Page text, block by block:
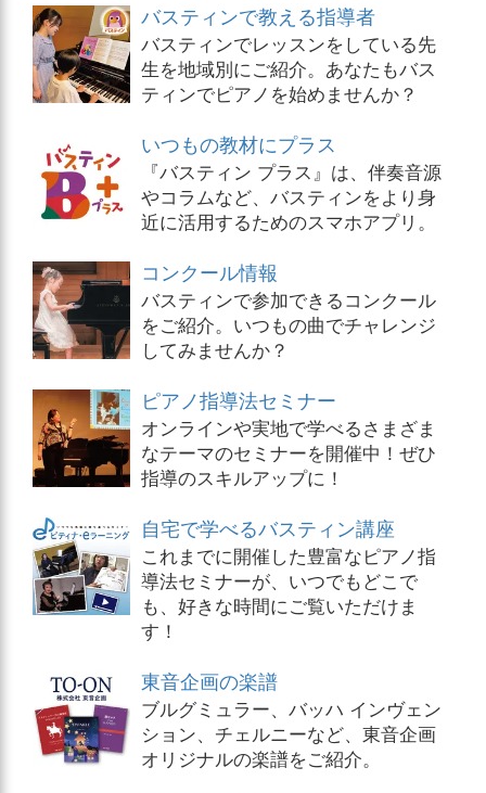
バスティンで教える指導者
バスティンでレッスンをしている先
生を地域別にご紹介。あなたもバス
ティンでピアノを始めませんか？
いつもの教材にプラス
『バスティン プラス』は、伴奏音源
やコラムなど、バスティンをより身
近に活用するためのスマホアプリ。
コンクール情報
バスティンで参加できるコンクール
をご紹介。いつもの曲でチャレンジ
してみませんか？
ピアノ指導法セミナー
オンラインや実地で学べるさまざま
なテーマのセミナーを開催中！ぜひ
指導のスキルアップに！
自宅で学べるバスティン講座
これまでに開催した豊富なピアノ指
導法セミナーが、いつでもどこで
も、好きな時間にご覧いただけま
す！
東音企画の楽譜
ブルグミュラー、バッハ インヴェン
ション、チェルニーなど、東音企画
オリジナルの楽譜をご紹介。